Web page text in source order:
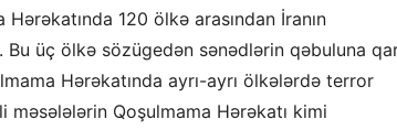
120 ölkə arasından İranın
üç ölkə sözügedən sənədlərin qəbuluna
Hərəkatında ayrı-ayrı ölkələrdə terror
məsələlərin Qoşulmama Hərəkatı kimi